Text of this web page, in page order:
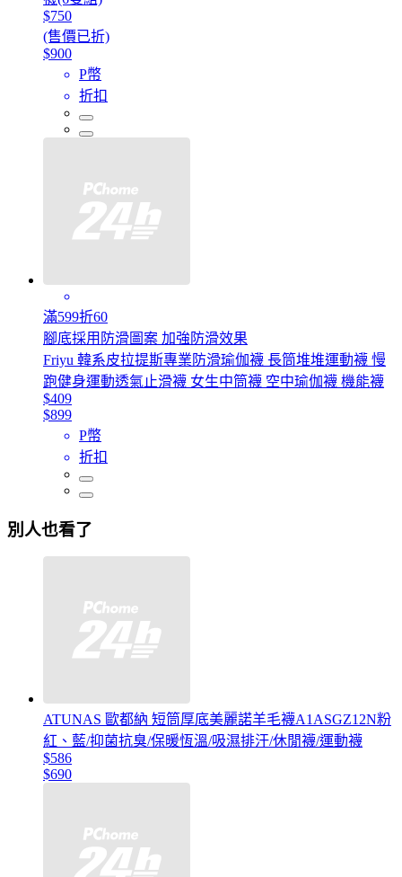
$750
(售價已折)
$900
P幣
折扣
滿599折60
腳底採用防滑圖案 加強防滑效果
Friyu 韓系皮拉提斯專業防滑瑜伽襪 長筒堆堆運動襪 慢
跑健身運動透氣止滑襪 女生中筒襪 空中瑜伽襪 機能襪
$409
$899
P幣
折扣
別人也看了
ATUNAS 歐都納 短筒厚底美麗諾羊毛襪A1ASGZ12N粉
紅、藍/抑菌抗臭/保暖恆溫/吸濕排汗/休閒襪/運動襪
$586
$690